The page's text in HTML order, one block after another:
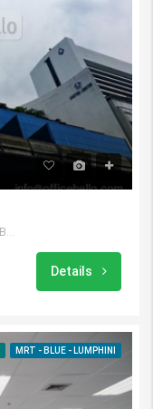
323 United Center Building 17 Flr.,Silom Road,Bangrak, Bangkok 10500, Thailand
Details
MRT - BLUE - LUMPHINI